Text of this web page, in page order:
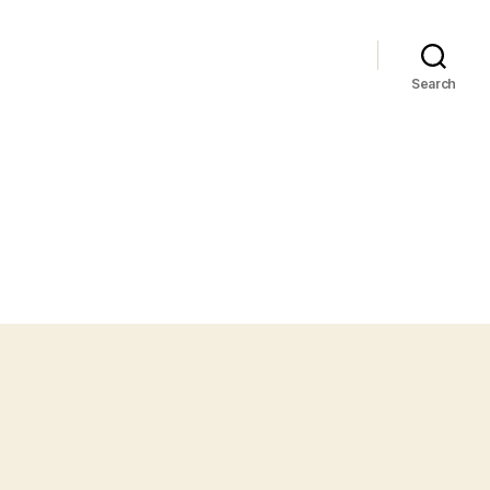
Search